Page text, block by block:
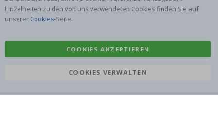
Fliesenaufkleber
Poster
Aufkleber
Einzelheiten zu den von uns verwendeten Cookies finden Sie auf
unserer Cookies-Seite.
COOKIES AKZEPTIEREN
COOKIES VERWALTEN